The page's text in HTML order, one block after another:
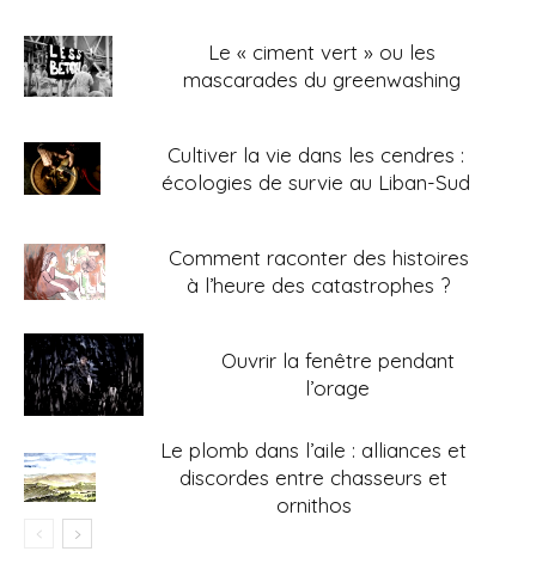
Le « ciment vert » ou les
mascarades du greenwashing
Cultiver la vie dans les cendres :
écologies de survie au Liban-Sud
Comment raconter des histoires
à l’heure des catastrophes ?
Ouvrir la fenêtre pendant
l’orage
Le plomb dans l’aile : alliances et
discordes entre chasseurs et
ornithos